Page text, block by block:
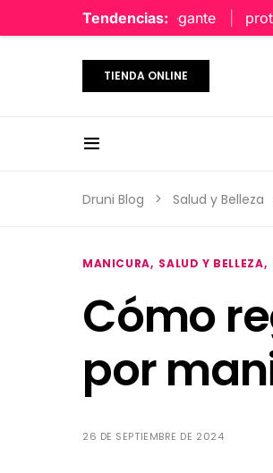
Tendencias:
perfume limpio y elegante
TIENDA ONLINE
Druni Blog Salud y Belleza
MANICURA SALUD Y BELLEZA
Cómo
por
26 DE SEPTIEMBRE DE 2024